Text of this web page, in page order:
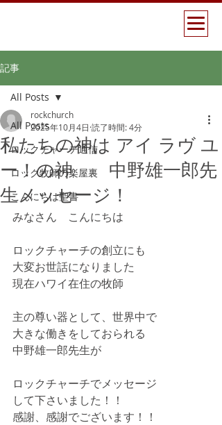
記事
All Posts
ロックチャーチ通信
ロック牧師の楽屋裏
こんにちは聖書
All Posts
私たちの神は アイ ラヴ ユ
ー！の神 中野雄一郎先
生メッセージ！
rockchurch
2025年10月4日 読了時間: 4分
みなさん　こんにちは
ロックチャーチの創立にも
大変お世話になりました
現在ハワイ在住の牧師
主の尊い器として、世界中で
大きな働きをしておられる
中野雄一郎先生が
ロックチャーチでメッセージ
して下さいました！！
感謝、感謝でございます！！